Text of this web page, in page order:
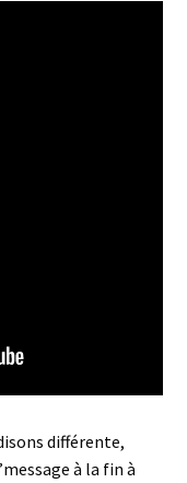
différente,
à la fin à